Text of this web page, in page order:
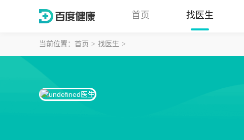
首页 找医生
当前位置： 首页 找医生